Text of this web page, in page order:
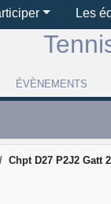
Les
ÉVÈNEMENTS
Chpt D27 P2J2 Gatt 2